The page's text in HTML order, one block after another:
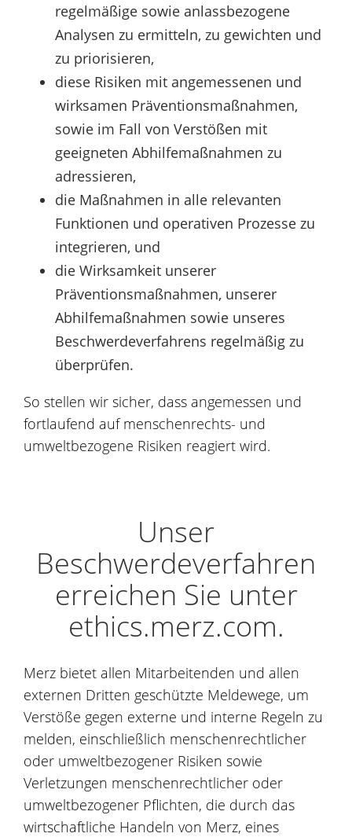
regelmäßige sowie anlassbezogene
Analysen zu ermitteln, zu gewichten und
zu priorisieren,
diese Risiken mit angemessenen und
wirksamen Präventionsmaßnahmen,
sowie im Fall von Verstößen mit
geeigneten Abhilfemaßnahmen zu
adressieren,
die Maßnahmen in alle relevanten
Funktionen und operativen Prozesse zu
integrieren, und
die Wirksamkeit unserer
Präventionsmaßnahmen, unserer
Abhilfemaßnahmen sowie unseres
Beschwerdeverfahrens regelmäßig zu
überprüfen.
So stellen wir sicher, dass angemessen und
fortlaufend auf menschenrechts- und
umweltbezogene Risiken reagiert wird.
Unser
Beschwerdeverfahren
erreichen Sie unter
ethics.merz.com.
Merz bietet allen Mitarbeitenden und allen
externen Dritten geschützte Meldewege, um
Verstöße gegen externe und interne Regeln zu
melden, einschließlich menschenrechtlicher
oder umweltbezogener Risiken sowie
Verletzungen menschenrechtlicher oder
umweltbezogener Pflichten, die durch das
wirtschaftliche Handeln von Merz, eines